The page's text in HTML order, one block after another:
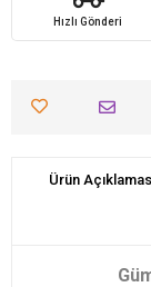
Hızlı Gönderi
Ürün